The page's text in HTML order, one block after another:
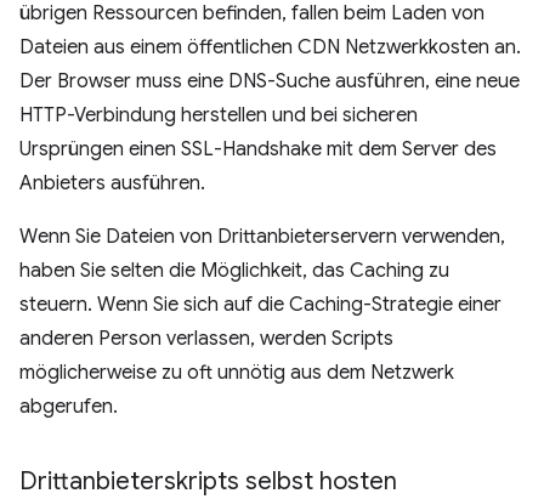
übrigen Ressourcen befinden, fallen beim Laden von
Dateien aus einem öffentlichen CDN Netzwerkkosten an.
Der Browser muss eine DNS-Suche ausführen, eine neue
HTTP-Verbindung herstellen und bei sicheren
Ursprüngen einen SSL-Handshake mit dem Server des
Anbieters ausführen.
Wenn Sie Dateien von Drittanbieterservern verwenden,
haben Sie selten die Möglichkeit, das Caching zu
steuern. Wenn Sie sich auf die Caching-Strategie einer
anderen Person verlassen, werden Scripts
möglicherweise zu oft unnötig aus dem Netzwerk
abgerufen.
Drittanbieterskripts selbst hosten